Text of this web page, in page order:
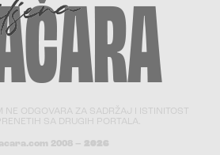
NE ODGOVARA ZA SADRŽAJ I ISTINITOST
SA DRUGIH PORTALA.
2008 – 2026